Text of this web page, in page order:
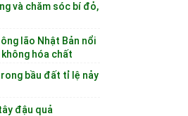
và chăm sóc bí đỏ,
lão Nhật Bản nổi
hóa chất
bầu đất tỉ lệ nảy
đậu quả